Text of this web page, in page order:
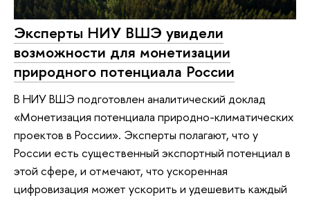
Эксперты НИУ ВШЭ увидели
возможности для монетизации
природного потенциала России
В НИУ ВШЭ подготовлен аналитический доклад
«Монетизация потенциала природно-климатических
проектов в России». Эксперты полагают, что у
России есть существенный экспортный потенциал в
этой сфере, и отмечают, что ускоренная
цифровизация может ускорить и удешевить каждый